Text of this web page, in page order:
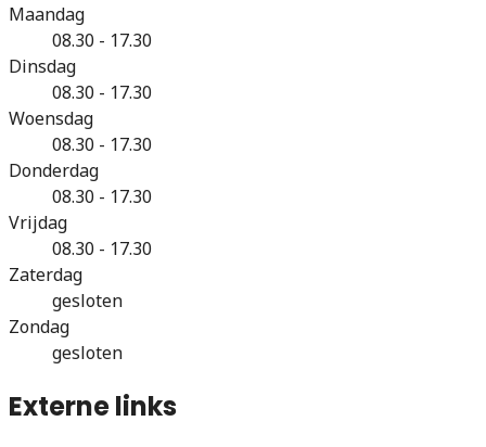
Maandag
08.30 - 17.30
Dinsdag
08.30 - 17.30
Woensdag
08.30 - 17.30
Donderdag
08.30 - 17.30
Vrijdag
08.30 - 17.30
Zaterdag
gesloten
Zondag
gesloten
Externe links